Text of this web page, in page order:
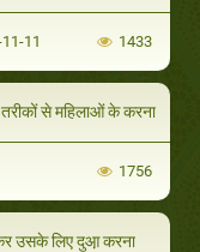
11 1433
से महिलाओं के करना
1756
उसके लिए दुआ़ करना